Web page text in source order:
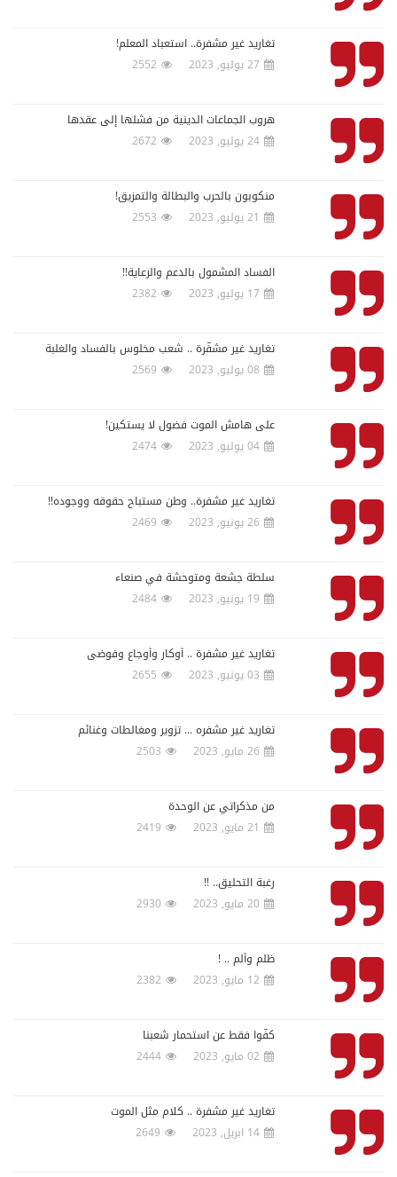
تغاريد غير مشفرة.. استعباد المعلم!
27 يوليو, 2023
2552
هروب الجماعات الدينية من فشلها إلى عقدها
24 يوليو, 2023
2672
منكوبون بالحرب والبطالة والتمزيق!
21 يوليو, 2023
2553
الفساد المشمول بالدعم والرعاية!!
17 يوليو, 2023
2382
تغاريد غير مشفّرة .. شعب مخلوس بالفساد والغلبة
08 يوليو, 2023
2569
على هامش الموت فضول لا يستكين!
04 يوليو, 2023
2474
تغاريد غير مشفرة.. وطن مستباح حقوقه ووجوده!!
26 يونيو, 2023
2469
سلطة جشعة ومتوحشة في صنعاء
19 يونيو, 2023
2484
تغاريد غير مشفرة .. أوكار وأوجاع وفوضى
03 يونيو, 2023
2655
تغاريد غير مشفره ... تزوير ومغالطات وغنائم
26 مايو, 2023
2503
من مذكراتي عن الوحدة
21 مايو, 2023
2419
رغبة التحليق.. !!
20 مايو, 2023
2930
ظلم وألم .. !
12 مايو, 2023
2382
كفّوا فقط عن استحمار شعبنا
02 مايو, 2023
2444
تغاريد غير مشفرة .. كلام مثل الموت
14 ابريل, 2023
2649